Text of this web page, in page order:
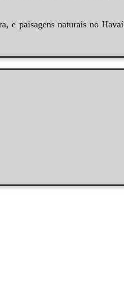
e paisagens naturais no